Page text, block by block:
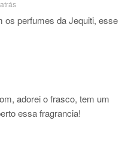
os perfumes da Jequiti, esse
adorei o frasco, tem um
essa fragrancia!